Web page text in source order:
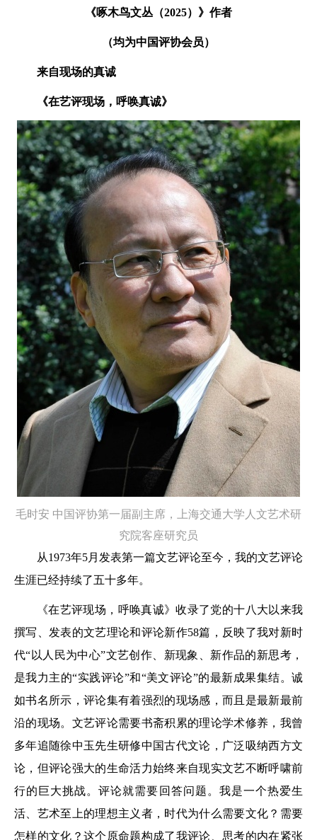
《啄木鸟文丛（2025）》作者
（均为中国评协会员）
来自现场的真诚
《在艺评现场，呼唤真诚》
毛时安 中国评协第一届副主席，上海交通大学人文艺术研
究院客座研究员
从1973年5月发表第一篇文艺评论至今，我的文艺评论
生涯已经持续了五十多年。
《在艺评现场，呼唤真诚》收录了党的十八大以来我
撰写、发表的文艺理论和评论新作58篇，反映了我对新时
代“以人民为中心”文艺创作、新现象、新作品的新思考，
是我力主的“实践评论”和“美文评论”的最新成果集结。诚
如书名所示，评论集有着强烈的现场感，而且是最新最前
沿的现场。文艺评论需要书斋积累的理论学术修养，我曾
多年追随徐中玉先生研修中国古代文论，广泛吸纳西方文
论，但评论强大的生命活力始终来自现实文艺不断呼啸前
行的巨大挑战。评论就需要回答问题。我是一个热爱生
活、艺术至上的理想主义者，时代为什么需要文化？需要
怎样的文化？这个原命题构成了我评论、思考的内在紧张